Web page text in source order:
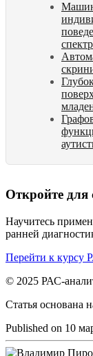
Откройте для
Научитесь
ранней
Перейти к курсу
© 2025 РАС-
Статья основана
Published on 10